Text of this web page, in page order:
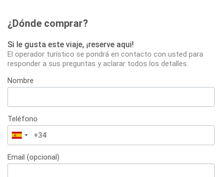
¿Dónde comprar?
Si le gusta este viaje, ¡reserve aqui!
El operador turístico se pondrá en contacto con usted para
responder a sus preguntas y aclarar todos los detalles.
Nombre
Teléfono
España
+34
Email (opcional)